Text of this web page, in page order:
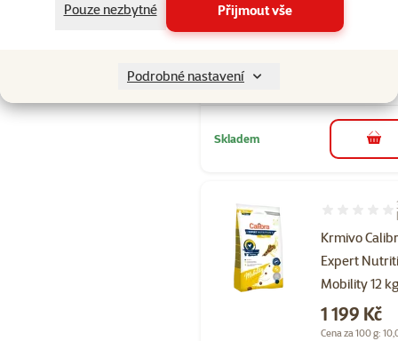
Pouze nezbytné
Přijmout vše
Podrobné nastavení
Lamb 12 kg
Skladem do
Krmivo
Expert
Mobility 12
Hodnocení
Cena
1 199 Kč
Cena za 100 g: